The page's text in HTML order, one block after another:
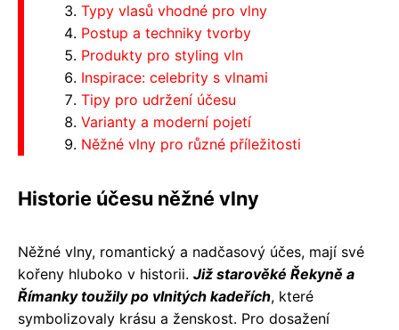
Typy vlasů vhodné pro vlny
Postup a techniky tvorby
Produkty pro styling vln
Inspirace: celebrity s vlnami
Tipy pro udržení účesu
Varianty a moderní pojetí
Něžné vlny pro různé příležitosti
Historie účesu něžné vlny
Něžné vlny, romantický a nadčasový účes, mají své
kořeny hluboko v historii. Již starověké Řekyně a
Římanky toužily po vlnitých kadeřích, které
symbolizovaly krásu a ženskost. Pro dosažení